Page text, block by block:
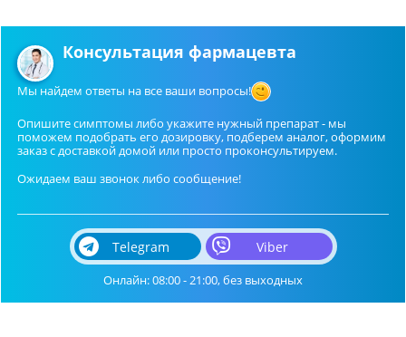
Консультация фармацевта
Мы найдем ответы на все ваши вопросы!
Опишите симптомы либо укажите нужный препарат - мы
поможем подобрать его дозировку, подберем аналог, оформим
заказ с доставкой домой или просто проконсультируем.
Ожидаем ваш звонок либо сообщение!
Telegram Viber
Онлайн: 08:00 - 21:00, без выходных